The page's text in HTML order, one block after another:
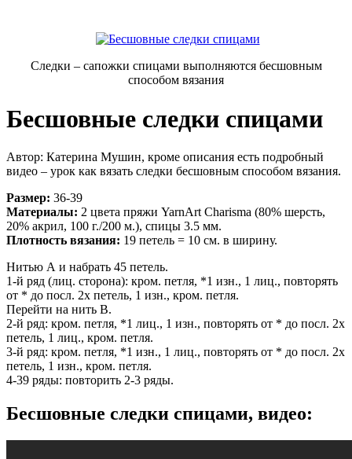
Следки – сапожки спицами выполняются бесшовным
способом вязания
Бесшовные следки спицами
Автор: Катерина Мушин, кроме описания есть подробный
видео – урок как вязать следки бесшовным способом вязания.
Размер: 36-39
Материалы: 2 цвета пряжи YarnArt Charisma (80% шерсть,
20% акрил, 100 г./200 м.), спицы 3.5 мм.
Плотность вязания: 19 петель = 10 см. в ширину.
Нитью А и набрать 45 петель.
1-й ряд (лиц. сторона): кром. петля, *1 изн., 1 лиц., повторять
от * до посл. 2х петель, 1 изн., кром. петля.
Перейти на нить В.
2-й ряд: кром. петля, *1 лиц., 1 изн., повторять от * до посл. 2х
петель, 1 лиц., кром. петля.
3-й ряд: кром. петля, *1 изн., 1 лиц., повторять от * до посл. 2х
петель, 1 изн., кром. петля.
4-39 ряды: повторить 2-3 ряды.
Бесшовные следки спицами, видео: